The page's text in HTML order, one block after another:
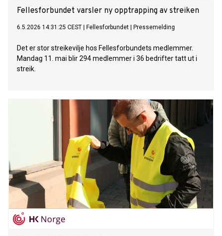
Fellesforbundet varsler ny opptrapping av streiken
6.5.2026 14:31:25 CEST Fellesforbundet Pressemelding
Det er stor streikevilje hos Fellesforbundets medlemmer.
Mandag 11. mai blir 294 medlemmer i 36 bedrifter tatt ut i
streik.